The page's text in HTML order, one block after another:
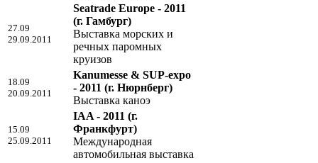
27.09
29.09.2011
Seatrade Europe - 2011
(г. Гамбург)
Выставка морских и
речных паромных
круизов
18.09
20.09.2011
Kanumesse & SUP-expo
- 2011 (г. Нюрнберг)
Выставка каноэ
15.09
25.09.2011
IAA - 2011 (г.
Франкфурт)
Международная
автомобильная выставка